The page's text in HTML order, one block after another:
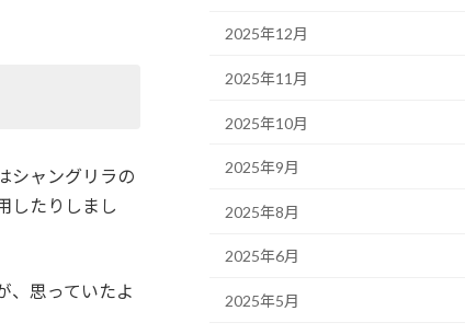
シャングリラの
したりしまし
、思っていたよ
2025年12月
2025年11月
2025年10月
2025年9月
2025年8月
2025年6月
2025年5月